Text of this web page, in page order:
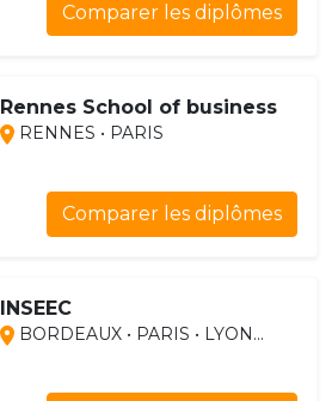
Comparer les diplômes
Rennes School of business
RENNES • PARIS
Comparer les diplômes
INSEEC
BORDEAUX • PARIS • LYON...